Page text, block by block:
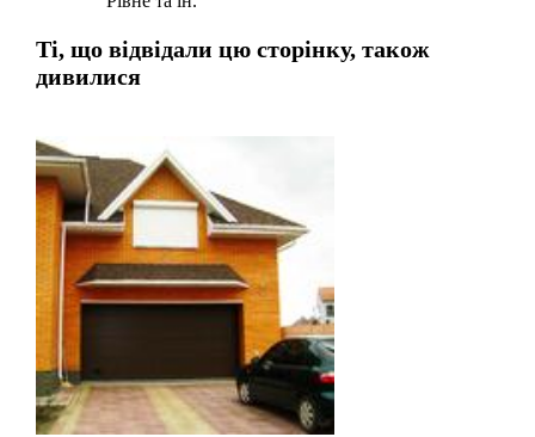
Ті, що відвідали цю сторінку, також
дивилися